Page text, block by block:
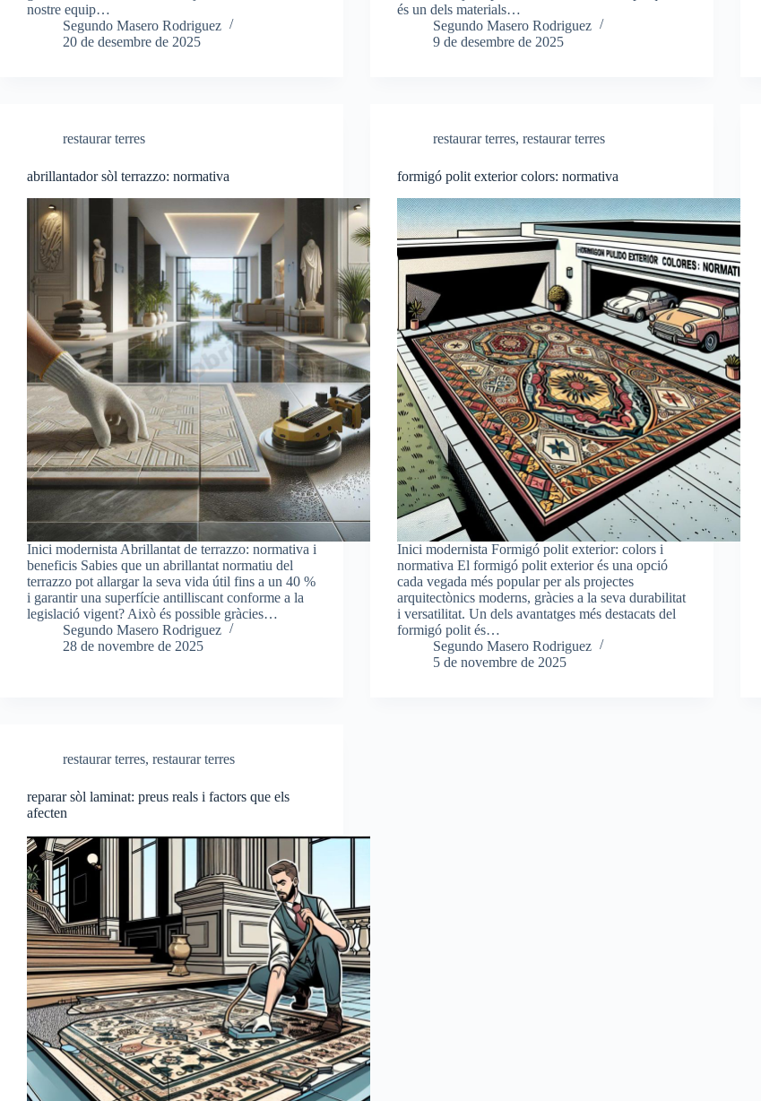
nostre equip…
Segundo Masero Rodriguez
20 de desembre de 2025
és un dels materials…
Segundo Masero Rodriguez
9 de desembre de 2025
restaurar terres
abrillantador sòl terrazzo: normativa
Inici modernista Abrillantat de terrazzo: normativa i
beneficis Sabies que un abrillantat normatiu del
terrazzo pot allargar la seva vida útil fins a un 40 %
i garantir una superfície antilliscant conforme a la
legislació vigent? Això és possible gràcies…
Segundo Masero Rodriguez
28 de novembre de 2025
restaurar terres,restaurar terres
formigó polit exterior colors: normativa
Inici modernista Formigó polit exterior: colors i
normativa El formigó polit exterior és una opció
cada vegada més popular per als projectes
arquitectònics moderns, gràcies a la seva durabilitat
i versatilitat. Un dels avantatges més destacats del
formigó polit és…
Segundo Masero Rodriguez
5 de novembre de 2025
restaurar terres, restaurar terres
reparar sòl laminat: preus reals i factors que els
afecten